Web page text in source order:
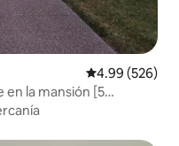
Calificación
4.99 (526)
la mansión [5